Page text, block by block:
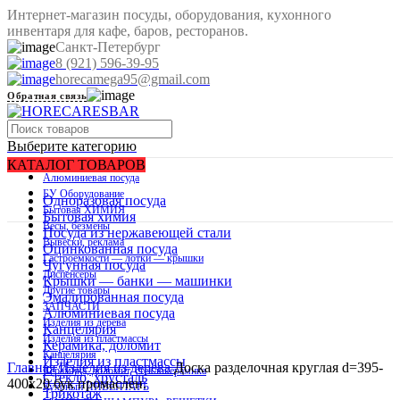
Интернет-магазин посуды, оборудования, кухонного
инвентаря для кафе, баров, ресторанов.
Санкт-Петербург
8 (921) 596-39-95
horecamega95@gmail.com
Обратная связь
Выберите категорию
Алюминиевая посуда
БУ Оборудование
Бытовая ХИМИЯ
Весы, безмены
Вывески, реклама
Гастроемкости — лотки — крышки
Диспенсеры
Другие товары
ЗАПЧАСТИ
Изделия из дерева
Изделия из пластмассы
Канцелярия
Керамика, доломит, стеклокерамика
Кухоный ИНВЕНТАРЬ
КАТАЛОГ ТОВАРОВ
Одноразовая посуда
Бытовая химия
Посуда из нержавеющей стали
Оцинкованная посуда
Чугунная посуда
Крышки — банки — машинки
Эмалированная посуда
Алюминиевая посуда
Канцелярия
Керамика, доломит
Изделия из пластмассы
Стекло, хрусталь
Трикотаж
Распродано
Нажмите, чтобы увеличить изображение
ГлавнаяИзделия из дереваДоска разделочная круглая d=395-
400х20 бук промаслен.